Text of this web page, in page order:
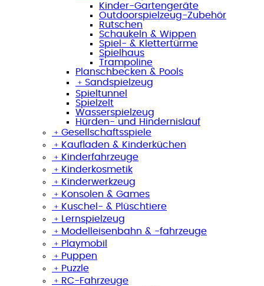
Kinder-Gartengeräte
Outdoorspielzeug-Zubehör
Rutschen
Schaukeln & Wippen
Spiel- & Klettertürme
Spielhaus
Trampoline
Planschbecken & Pools
﹢ Sandspielzeug
Spieltunnel
Spielzelt
Wasserspielzeug
Hürden- und Hindernislauf
﹢ Gesellschaftsspiele
﹢ Kaufladen & Kinderküchen
﹢ Kinderfahrzeuge
﹢ Kinderkosmetik
﹢ Kinderwerkzeug
﹢ Konsolen & Games
﹢ Kuschel- & Plüschtiere
﹢
Lernspielzeug
﹢ Modelleisenbahn & -fahrzeuge
﹢ Playmobil
﹢ Puppen
﹢ Puzzle
﹢ RC-Fahrzeuge